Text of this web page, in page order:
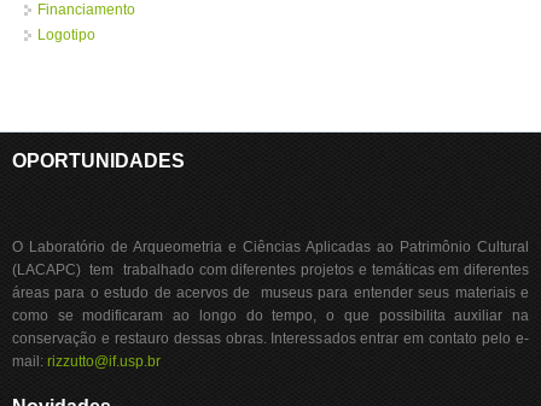
Financiamento
Logotipo
OPORTUNIDADES
O Laboratório de Arqueometria e Ciências Aplicadas ao Patrimônio Cultural
(LACAPC) tem trabalhado com diferentes projetos e temáticas em diferentes
áreas para o estudo de acervos de museus para entender seus materiais e
como se modificaram ao longo do tempo, o que possibilita auxiliar na
conservação e restauro dessas obras. Interessados entrar em contato pelo e-
mail: rizzutto@if.usp.br